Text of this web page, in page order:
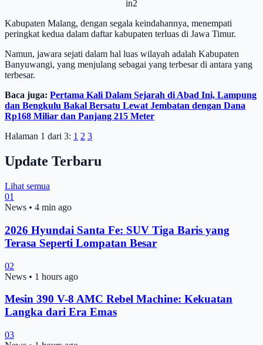
in2
Kabupaten Malang, dengan segala keindahannya, menempati
peringkat kedua dalam daftar kabupaten terluas di Jawa Timur.
Namun, jawara sejati dalam hal luas wilayah adalah Kabupaten
Banyuwangi, yang menjulang sebagai yang terbesar di antara yang
terbesar.
Baca juga: Pertama Kali Dalam Sejarah di Abad Ini, Lampung
dan Bengkulu Bakal Bersatu Lewat Jembatan dengan Dana
Rp168 Miliar dan Panjang 215 Meter
Halaman 1 dari 3: 1 2 3
Update Terbaru
Lihat semua
01
News • 4 min ago
2026 Hyundai Santa Fe: SUV Tiga Baris yang
Terasa Seperti Lompatan Besar
02
News • 1 hours ago
Mesin 390 V-8 AMC Rebel Machine: Kekuatan
Langka dari Era Emas
03